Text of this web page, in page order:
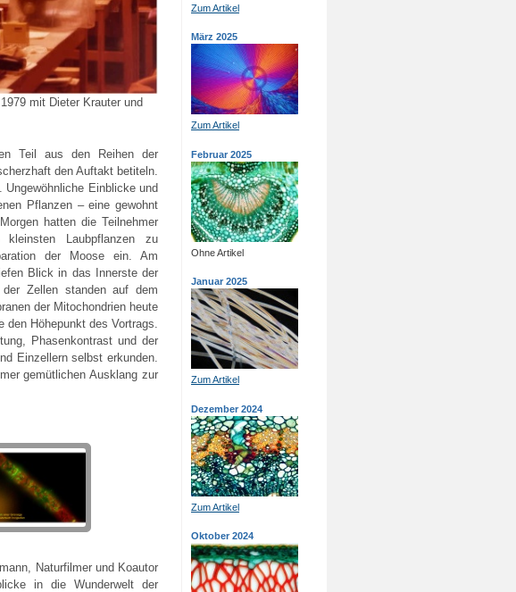
mit Dieter Krauter und
Teil aus den Reihen der
den Auftakt betiteln.
Einblicke und
Pflanzen – eine gewohnt
hatten die Teilnehmer
Laubpflanzen zu
der Moose ein. Am
Blick in das Innerste der
der Zellen standen auf dem
der Mitochondrien heute
Höhepunkt des Vortrags.
Phasenkontrast und der
Einzellern selbst erkunden.
gemütlichen Ausklang zur
Naturfilmer und Koautor
in die Wunderwelt der
Zum Artikel
März 2025
Zum Artikel
Februar 2025
Ohne Artikel
Januar 2025
Zum Artikel
Dezember 2024
Zum Artikel
Oktober 2024